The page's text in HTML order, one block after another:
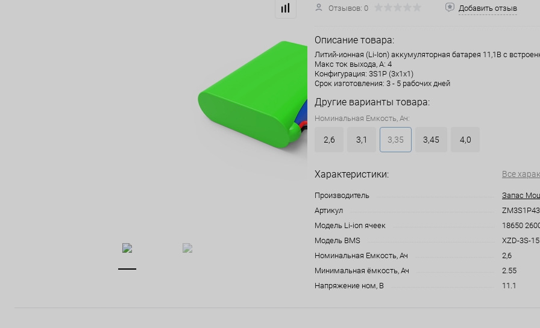
Отзывов: 0 Добавить отзыв
Описание товара:
Литий-ионная (Li-Ion) аккумуляторная батарея 11,1В с
Макс ток выхода, А: 4
Конфигурация: 3S1P (3x1x1)
Срок изготовления: 3 - 5 рабочих дней
Другие варианты товара:
Номинальная Емкость, Ач:
2,6 3,1 3,35 3,45 4,0
Характеристики: Все
Производитель
Запас
Артикул
Модель Li-ion ячеек
18650
Модель BMS
XZD-3S-
Номинальная Емкость, Ач
2,6
Минимальная ёмкость, Ач
2.55
Напряжение ном, В
11.1